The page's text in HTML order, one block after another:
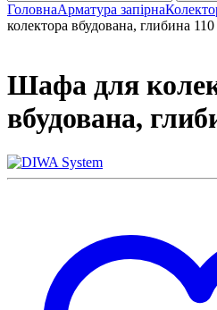
ГоловнаАрматура запірна
колектора вбудована, глибина
Шафа для
вбудована,